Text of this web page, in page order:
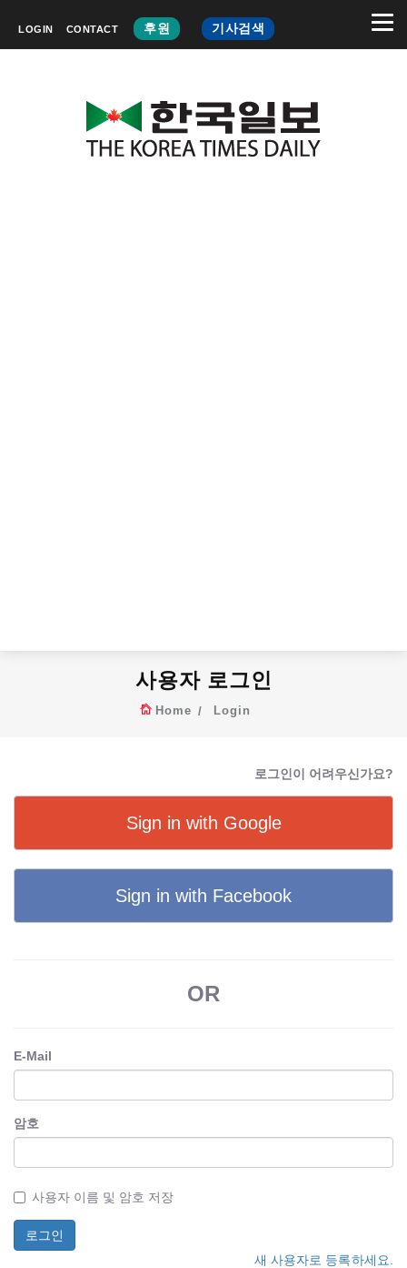
LOGIN CONTACT 후원 기사검색
사용자 로그인
Home Login
로그인이 어려우신가요?
Sign in with Google
Sign in with Facebook
OR
E-Mail
암호
사용자 이름 및 암호 저장
새 사용자로 등록하세요.